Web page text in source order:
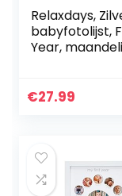
Relaxdays,
babyfotolijst,
Year,
24 cm, collage
€27.99